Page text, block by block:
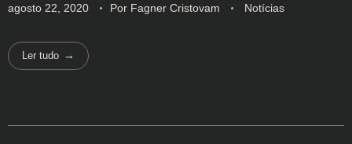
agosto 22, 2020 Por Fagner Cristovam Notícias
Ler tudo